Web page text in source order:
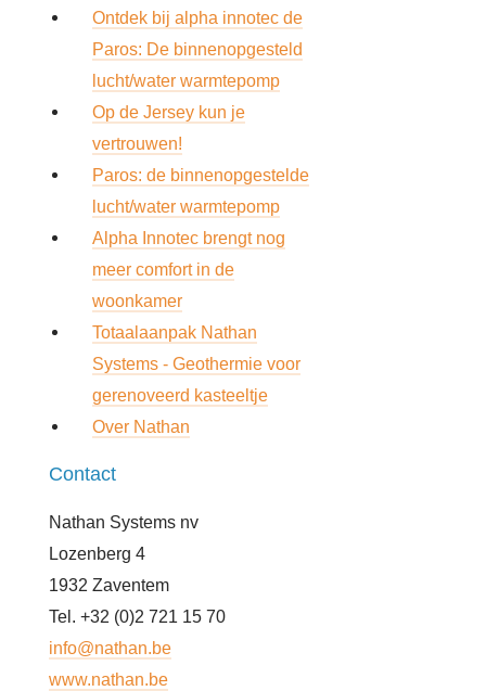
Ontdek bij alpha innotec de
Paros: De binnenopgesteld
lucht/water warmtepomp
Op de Jersey kun je
vertrouwen!
Paros: de binnenopgestelde
lucht/water warmtepomp
Alpha Innotec brengt nog
meer comfort in de
woonkamer
Totaalaanpak Nathan
Systems - Geothermie voor
gerenoveerd kasteeltje
Over Nathan
Contact
Nathan Systems nv
Lozenberg 4
1932 Zaventem
Tel. +32 (0)2 721 15 70
info@nathan.be
www.nathan.be